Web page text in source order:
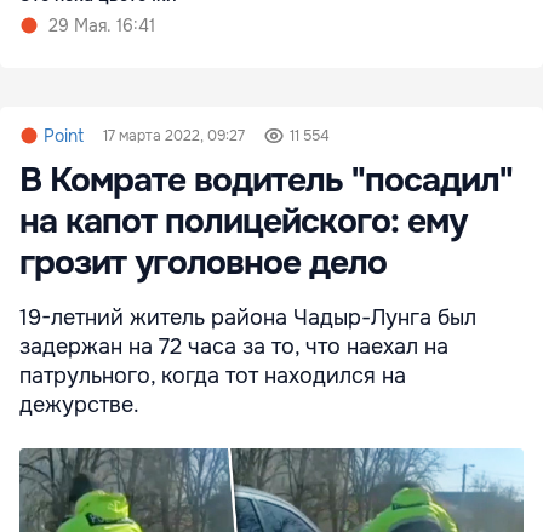
29 Мая. 16:41
Point 17 марта 2022, 09:27 11 554
В Комрате водитель "посадил"
на капот полицейского: ему
грозит уголовное дело
19-летний житель района Чадыр-Лунга был
задержан на 72 часа за то, что наехал на
патрульного, когда тот находился на
дежурстве.